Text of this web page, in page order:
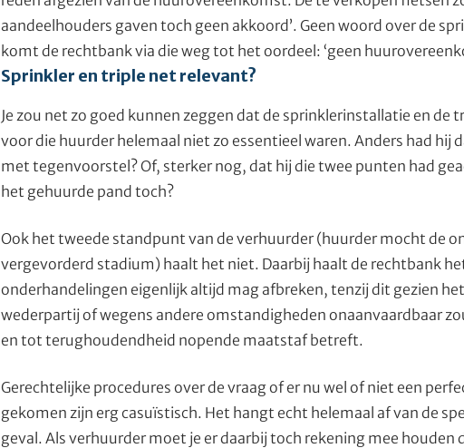
aandeelhouders gaven toch geen akkoord’. Geen woord over de
komt de rechtbank via die weg tot het oordeel: ‘geen
Sprinkler en triple net relevant?
Je zou net zo goed kunnen zeggen dat de sprinklerinstallatie en
voor die huurder helemaal niet zo essentieel waren. Anders had hij
met tegenvoorstel? Of, sterker nog, dat hij die twee punten had
het gehuurde pand toch?
Ook het tweede standpunt van de verhuurder (huurder mocht de
vergevorderd stadium) haalt het niet. Daarbij haalt de rechtbank
onderhandelingen eigenlijk altijd mag afbreken, tenzij dit gezien
wederpartij of wegens andere omstandigheden onaanvaardbaar
en tot terughoudendheid nopende maatstaf betreft.
Gerechtelijke procedures over de vraag of er nu wel of niet een
gekomen zijn erg casuïstisch. Het hangt echt helemaal af van de
geval. Als verhuurder moet je er daarbij toch rekening mee